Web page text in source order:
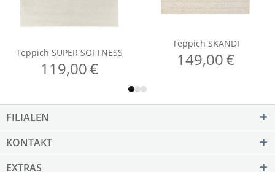
FILIALEN
KONTAKT
EXTRAS